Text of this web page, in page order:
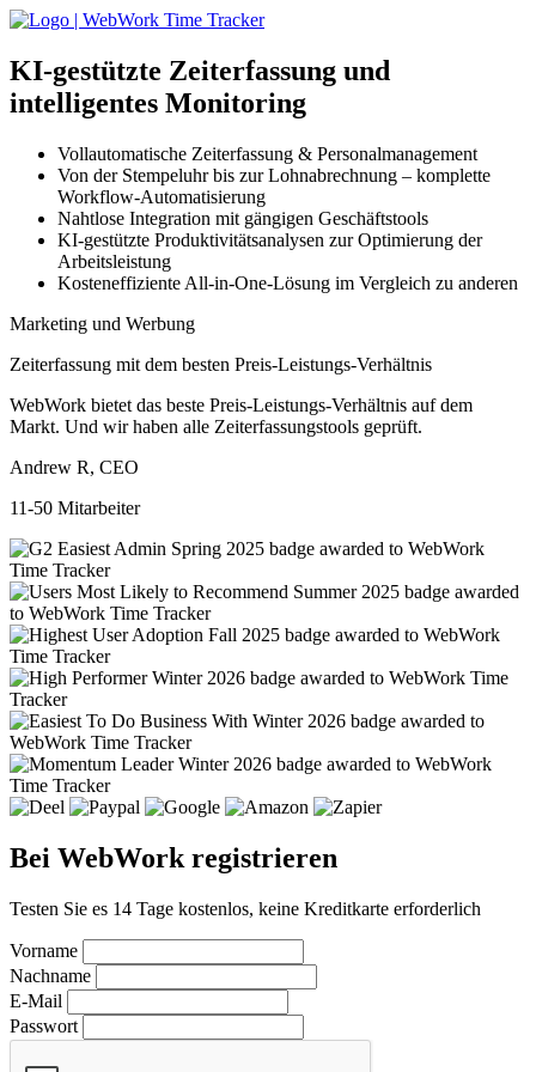
KI-gestützte Zeiterfassung und
intelligentes Monitoring
Vollautomatische Zeiterfassung & Personalmanagement
Von der Stempeluhr bis zur Lohnabrechnung – komplette
Workflow-Automatisierung
Nahtlose Integration mit gängigen Geschäftstools
KI-gestützte Produktivitätsanalysen zur Optimierung der
Arbeitsleistung
Kosteneffiziente All-in-One-Lösung im Vergleich zu anderen
Marketing und Werbung
Zeiterfassung mit dem besten Preis-Leistungs-Verhältnis
WebWork bietet das beste Preis-Leistungs-Verhältnis auf dem
Markt. Und wir haben alle Zeiterfassungstools geprüft.
Andrew R, CEO
11-50 Mitarbeiter
Bei WebWork registrieren
Testen Sie es 14 Tage kostenlos, keine Kreditkarte erforderlich
Vorname
Nachname
E-Mail
Passwort